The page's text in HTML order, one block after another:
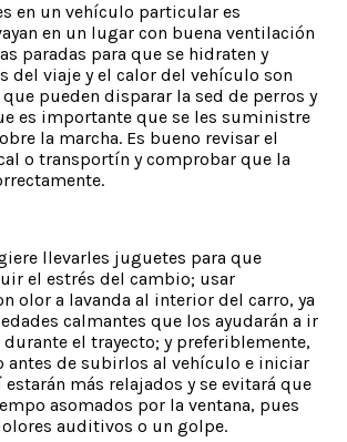
en un vehículo particular es
en un lugar con buena ventilación
paradas para que se hidraten y
del viaje y el calor del vehículo son
pueden disparar la sed de perros y
es importante que se les suministre
la marcha. Es bueno revisar el
o transportín y comprobar que la
llevarles juguetes para que
el estrés del cambio; usar
olor a lavanda al interior del carro, ya
calmantes que los ayudarán a ir
el trayecto; y preferiblemente,
antes de subirlos al vehículo e iniciar
más relajados y se evitará que
asomados por la ventana, pues
auditivos o un golpe.